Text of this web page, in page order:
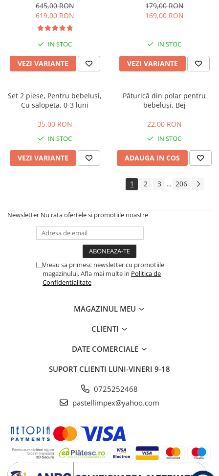
Roata cauciuc
645,00 RON
619,00 RON
IN STOC
VEZI VARIANTE
179,00 RON
169,00 RON
IN STOC
VEZI VARIANTE
Set 2 piese, Pentru bebelusi,
Cu salopeta, 0-3 luni
35,00 RON
IN STOC
VEZI VARIANTE
Păturică din polar pentru
bebeluși, Bej
22,00 RON
IN STOC
ADAUGA IN COS
1 2 3 ... 206
Newsletter Nu rata ofertele si promotiile noastre
Vreau sa primesc newsletter cu promotiile
magazinului. Afla mai multe in Politica de
Confidentialitate
MAGAZINUL MEU
CLIENTI
DATE COMERCIALE
SUPORT CLIENTI LUNI-VINERI 9-18
0725252468
pastellimpex@yahoo.com